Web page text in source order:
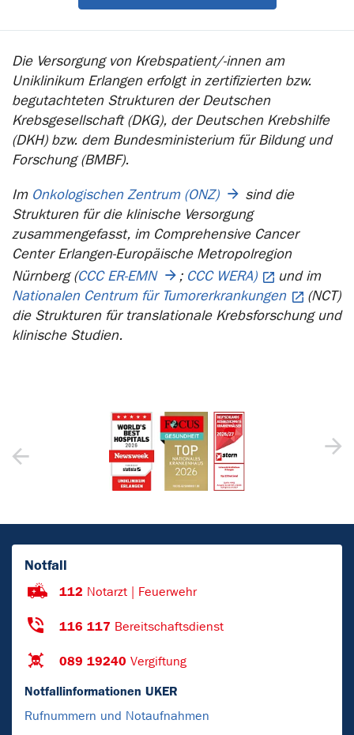
Die Versorgung von Krebspatient/-innen am
Uniklinikum Erlangen erfolgt in zertifizierten bzw.
begutachteten Strukturen der Deutschen
Krebsgesellschaft (DKG), der Deutschen Krebshilfe
(DKH) bzw. dem Bundesministerium für Bildung und
Forschung (BMBF).
Im Onkologischen Zentrum (ONZ)
sind die
Strukturen für die klinische Versorgung
zusammengefasst, im Comprehensive Cancer
Center Erlangen-Europäische Metropolregion
Nürnberg (CCC ER-EMN ; CCC WERA)
und im
Nationalen Centrum für Tumorerkrankungen
(NCT)
die Strukturen für translationale Krebsforschung und
klinische Studien.
Notfall
112 Notarzt | Feuerwehr
116 117 Bereitschaftsdienst
089 19240 Vergiftung
Notfallinformationen UKER
Rufnummern und Notaufnahmen